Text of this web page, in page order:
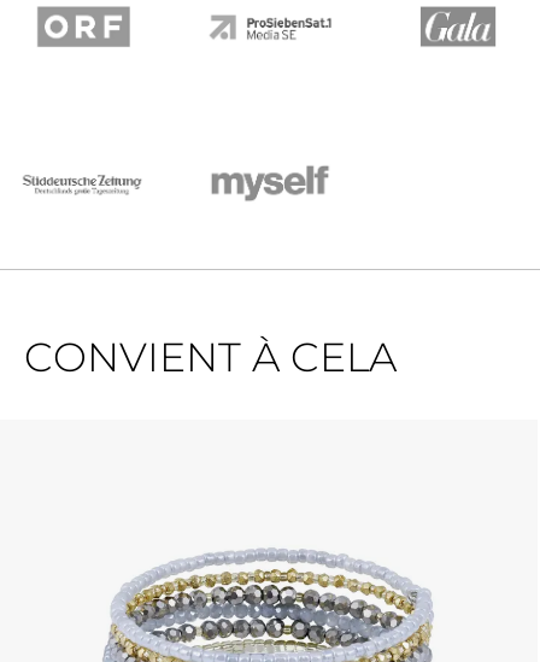
CONVIENT À CELA